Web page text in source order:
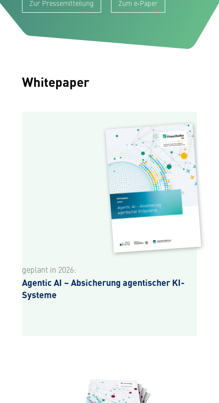
Zur Presse­mitteilung Zum e‑Paper
Whitepaper
geplant in 2026:
Agentic AI – Absicherung agentischer KI-
Systeme